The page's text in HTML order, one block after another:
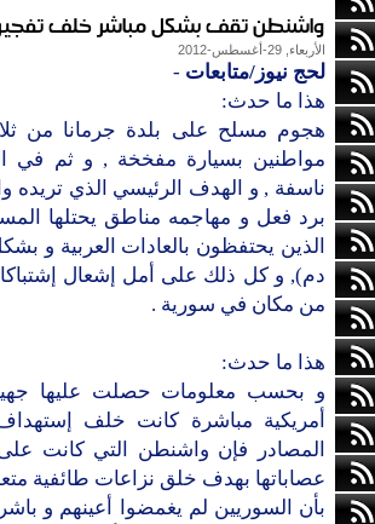
واشنطن تقف بشكل مباشر خلف
الأربعاء, 29-أغسطس-2012
لحج نيوز/متابعات -
هذا ما حدث:
هجوم مسلح على بلدة جرمانا من
مواطنين بسيارة مفخخة , و ثم في
ناسفة , و الهدف الرئيسي الذي
برد فعل و مهاجمه مناطق يحتلها
الذين يحتفظون بالعادات العربية و
دم), و كل ذلك على أمل إشعال
من مكان في سورية .
هذا ما حدث:
و بحسب معلومات حصلت عليها
أمريكية مباشرة كانت خلف
المصادر فإن واشنطن التي كانت
عصاباتها بهدف خلق نزاعات طائفية
بأن السوريين لم يغمضوا أعينهم و